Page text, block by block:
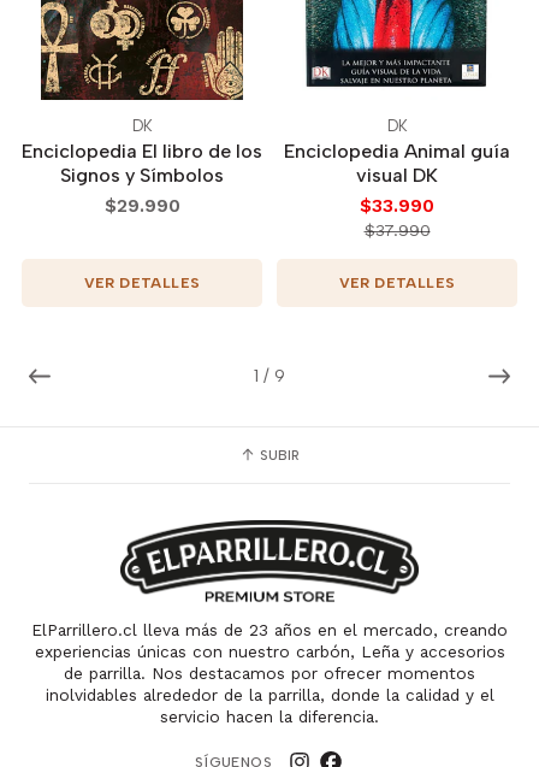
1 / 9
DK
Enciclopedia El libro de los
Signos y Símbolos
$29.990
VER DETALLES
DK
Enciclopedia Animal guía
visual DK
$33.990
$37.990
VER DETALLES
SUBIR
ElParrillero.cl lleva más de 23 años en el mercado, creando
experiencias únicas con nuestro carbón, Leña y accesorios
de parrilla. Nos destacamos por ofrecer momentos
inolvidables alrededor de la parrilla, donde la calidad y el
servicio hacen la diferencia.
SÍGUENOS